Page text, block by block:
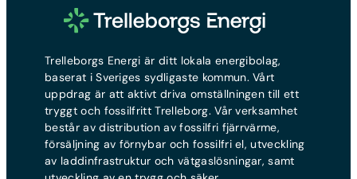
Trelleborgs Energi är ditt lokala energibolag,
baserat i Sveriges sydligaste kommun. Vårt
uppdrag är att aktivt driva omställningen till ett
tryggt och fossilfritt Trelleborg. Vår verksamhet
består av distribution av fossilfri fjärrvärme,
försäljning av förnybar och fossilfri el, utveckling
av laddinfrastruktur och vätgaslösningar, samt